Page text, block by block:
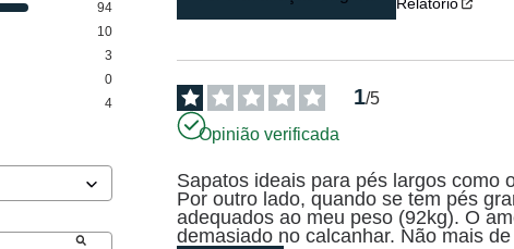
94
10
3
0
4
Relatório
1/5
Opinião verificada
Sapatos ideais para pés largos como
Por outro lado, quando se tem pés
adequados ao meu peso (92kg). O
demasiado no calcanhar. Não mais